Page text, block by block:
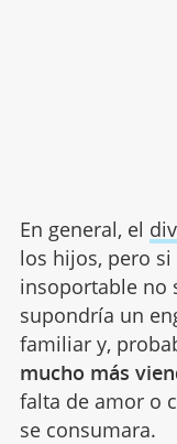
En general, el
los hijos, pero
insoportable no
supondría un
familiar y,
mucho más
falta de amor o
se consumara.